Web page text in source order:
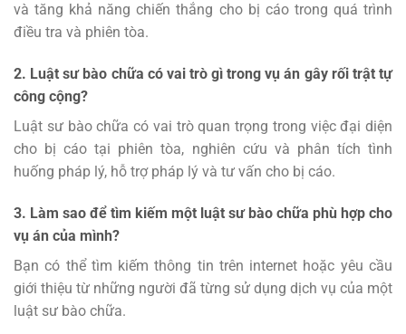
và tăng khả năng chiến thắng cho bị cáo trong quá trình
điều tra và phiên tòa.
2. Luật sư bào chữa có vai trò gì trong vụ án gây rối trật tự
công cộng?
Luật sư bào chữa có vai trò quan trọng trong việc đại diện
cho bị cáo tại phiên tòa, nghiên cứu và phân tích tình
huống pháp lý, hỗ trợ pháp lý và tư vấn cho bị cáo.
3. Làm sao để tìm kiếm một luật sư bào chữa phù hợp cho
vụ án của mình?
Bạn có thể tìm kiếm thông tin trên internet hoặc yêu cầu
giới thiệu từ những người đã từng sử dụng dịch vụ của một
luật sư bào chữa.